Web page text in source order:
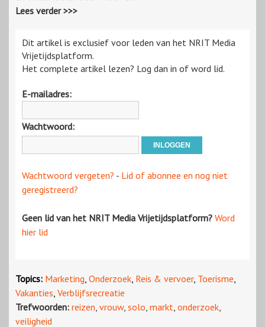
Lees verder >>>
Dit artikel is exclusief voor leden van het NRIT Media
Vrijetijdsplatform.
Het complete artikel lezen? Log dan in of word lid.
E-mailadres:
Wachtwoord:
Wachtwoord vergeten? - Lid of abonnee en nog niet
geregistreerd?
Geen lid van het NRIT Media Vrijetijdsplatform? Word
hier lid
Topics: Marketing, Onderzoek, Reis & vervoer, Toerisme,
Vakanties, Verblijfsrecreatie
Trefwoorden: reizen, vrouw, solo, markt, onderzoek,
veiligheid